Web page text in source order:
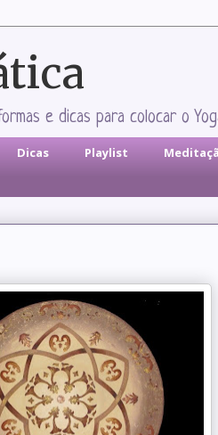
e dicas para colocar o
Dicas Playlist